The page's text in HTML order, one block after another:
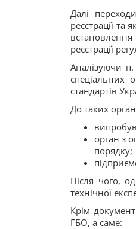
Далі
реєстрації
реєстрації
Аналізуючи
спеціальних
стандартів
До таких
орган з
порядку;
Після чого,
технічної
Крім
ГБО, а саме: